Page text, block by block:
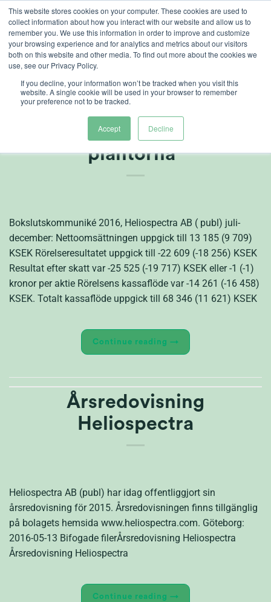
This website stores cookies on your computer. These cookies are used to
collect information about how you interact with our website and allow us to
remember you. We use this information in order to improve and customize
your browsing experience and for analytics and metrics about our visitors
both on this website and other media. To find out more about the cookies we
use, see our Privacy Policy.
If you decline, your information won’t be tracked when you visit this
website. A single cookie will be used in your browser to remember
your preference not to be tracked.
Accept Decline
Skip
content
” Framtiden ser ljus ut
för bolaget och för
plantorna”
Bokslutskommuniké 2016, Heliospectra AB ( publ) juli-
december: Nettoomsättningen uppgick till 13 185 (9 709)
KSEK Rörelseresultatet uppgick till -22 609 (-18 256) KSEK
Resultat efter skatt var -25 525 (-19 717) KSEK eller -1 (-1)
kronor per aktie Rörelsens kassaflöde var -14 261 (-16 458)
KSEK. Totalt kassaflöde uppgick till 68 346 (11 621) KSEK
Continue reading →
Årsredovisning
Heliospectra
Heliospectra AB (publ) har idag offentliggjort sin
årsredovisning för 2015. Årsredovisningen finns tillgänglig
på bolagets hemsida www.heliospectra.com. Göteborg:
2016-05-13 Bifogade filerÅrsredovisning Heliospectra
Årsredovisning Heliospectra
Continue reading →